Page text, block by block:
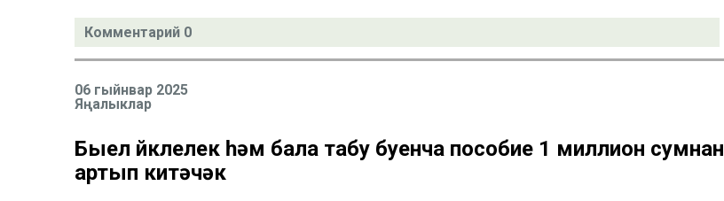
Комментарий 0
06 гыйнвар 2025
Яңалыклар
Быел йөклелек һәм бала табу буенча пособие 1 миллион сумнан
артып китәчәк